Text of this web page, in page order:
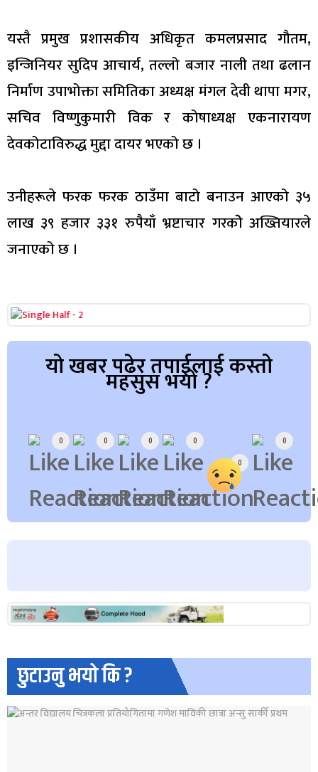
यस्तै प्रमुख प्रशासकीय अधिकृत कमलप्रसाद गौतम,
इन्जिनियर सुदिप आचार्य, तल्लो बजार नाली तथा ढलान
निर्माण उपाभोक्ता समितिका अध्यक्ष मंगल देवी थापा मगर,
सचिव विष्णुकुमारी विक र कोषाध्यक्ष एकनारायण
देवकोटाविरुद्ध मुद्दा दायर भएको छ ।
उनीहरूले फरक फरक ठाउँमा बाटो बनाउन आएको ३५
लाख ३९ हजार ३३१ रुपैयाँ भ्रष्टाचार गरकोे अख्तियारले
जनाएको छ ।
यो खबर पढेर तपाईलाई कस्तो
महसुस भयो ?
0 0 0 0
0
0
छुटाउनु भयो कि ?